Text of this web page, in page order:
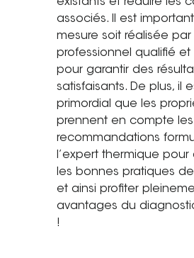
associés. Il est
mesure soit réalisée par
professionnel qualifié et
pour garantir des
satisfaisants. De plus, il
primordial que les
prennent en compte les
recommandations
l’expert thermique
les bonnes pratiques
et ainsi profiter
avantages du
!